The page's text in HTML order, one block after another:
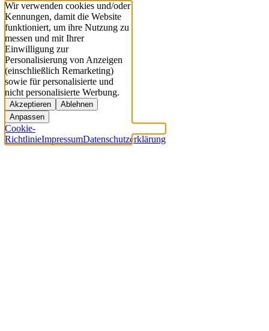
Wir verwenden cookies und/oder
Kennungen, damit die Website
funktioniert, um ihre Nutzung zu
messen und mit Ihrer
Einwilligung zur
Personalisierung von Anzeigen
(einschließlich Remarketing)
sowie für personalisierte und
nicht personalisierte Werbung.
Akzeptieren
Ablehnen
Anpassen
Cookie-
RichtlinieImpressumDatenschutzerklärung